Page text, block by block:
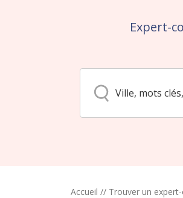
Expert-
Accueil // Trouver un